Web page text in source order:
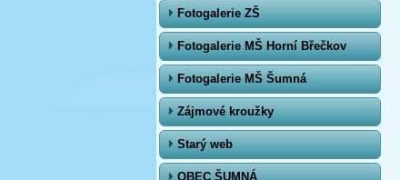
Fotogalerie ZŠ
Fotogalerie MŠ Horní Břečkov
Fotogalerie MŠ Šumná
Zájmové kroužky
Starý web
OBEC ŠUMNÁ